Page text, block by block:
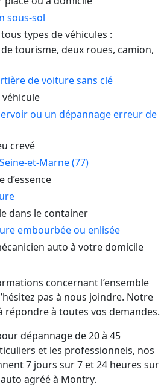
sous-sol
types de véhicules :
tourisme, deux roues, camion,
de voiture sans clé
ou un dépannage erreur de
crevé
et-Marne (77)
d’essence
dans le container
embourbée ou enlisée
auto à votre domicile
concernant l’ensemble
pas à nous joindre. Notre
répondre à toutes vos demandes.
dépannage de 20 à 45
et les professionnels, nos
7 jours sur 7 et 24 heures sur
agréé à Montry.